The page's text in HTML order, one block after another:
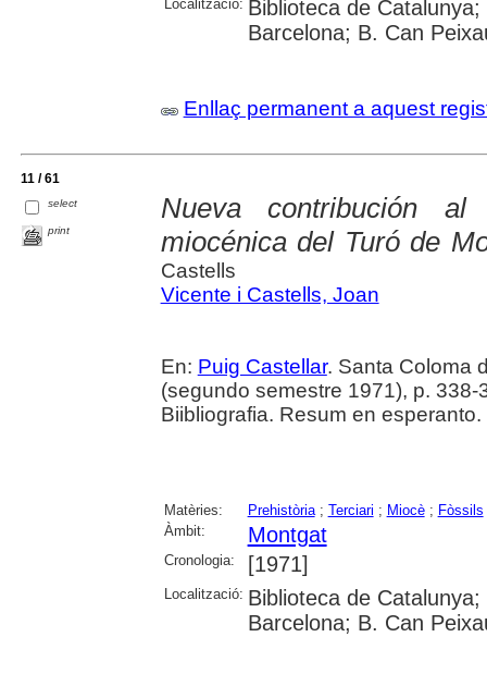
Localització: Biblioteca de
Barcelona; B. Can
Enllaç permanent a aquest
11 / 61
select
print
Nueva contribución
miocénica del Turó de
Castells
Vicente i Castells, Joan
En: Puig Castellar. Santa Coloma
(segundo semestre 1971), p. 338-
Biibliografia. Resum en esperanto.
Matèries: Prehistòria; Terciari ; Miocè; Fòssils
Àmbit:
Montgat
Cronologia: [1971]
Localització: Biblioteca de
Barcelona; B. Can